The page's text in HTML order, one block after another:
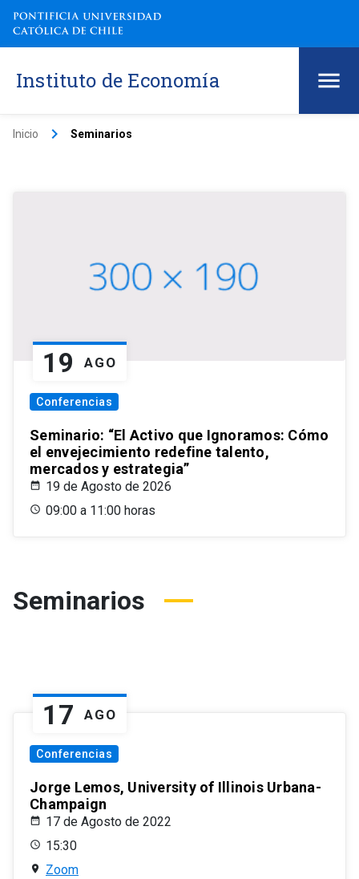
Instituto de Economía
Inicio keyboard_arrow_right Seminarios
19 AGO
Conferencias
Seminario: “El Activo que Ignoramos: Cómo
el envejecimiento redefine talento,
mercados y estrategia”
19 de Agosto de 2026
09:00 a 11:00 horas
Seminarios
17 AGO
Conferencias
Jorge Lemos, University of Illinois Urbana-
Champaign
17 de Agosto de 2022
15:30
Zoom